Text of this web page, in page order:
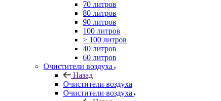
70 литров
80 литров
90 литров
100 литров
> 100 литров
40 литров
60 литров
Очистители воздуха
Назад
Очистители воздуха
Очистители воздуха